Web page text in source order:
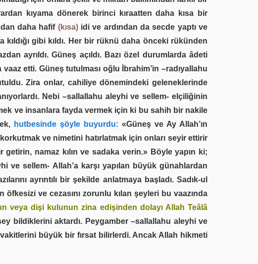
kıyama dönerek birinci kıraatten daha kısa bir
daha hafif (kısa)idi ve ardından da secde yaptı ve
gibi kıldı. Her bir rüknü daha önceki rükünden
ayrıldı. Güneş açıldı. Bazı özel durumlarda âdeti
etti. Güneş tutulması oğlu İbrahim’in –radıyallahu
Zira onlar, cahiliye dönemindeki geleneklerinde
Nebi –sallallahu aleyhi ve sellem- elçiliğinin
ve insanlara fayda vermek için ki bu sahih bir nakile
hutbesinde şöyle buyurdu: «Güneş ve Ay Allah’ın
ve nimetini hatırlatmak için onları seyir ettirir
namaz kılın ve sadaka verin.» Böyle yapın ki;
ve sellem- Allah’a karşı yapılan büyük günahlardan
ayrıntılı bir şekilde anlatmaya başladı. Sadık-ul
ve cezasını zorunlu kılan şeyleri bu vaazında
veya dişi kulunun zina edişinden dolayı Allah Teâlâ
bildiklerini aktardı. Peygamber –sallallahu aleyhi ve
büyük bir fırsat bilirlerdi. Ancak Allah hikmeti